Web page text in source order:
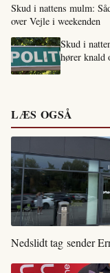
Skud i nattens mulm:
over Vejle i weekenden
Skud i
hører knald
LÆS OGSÅ
Nedslidt tag sender